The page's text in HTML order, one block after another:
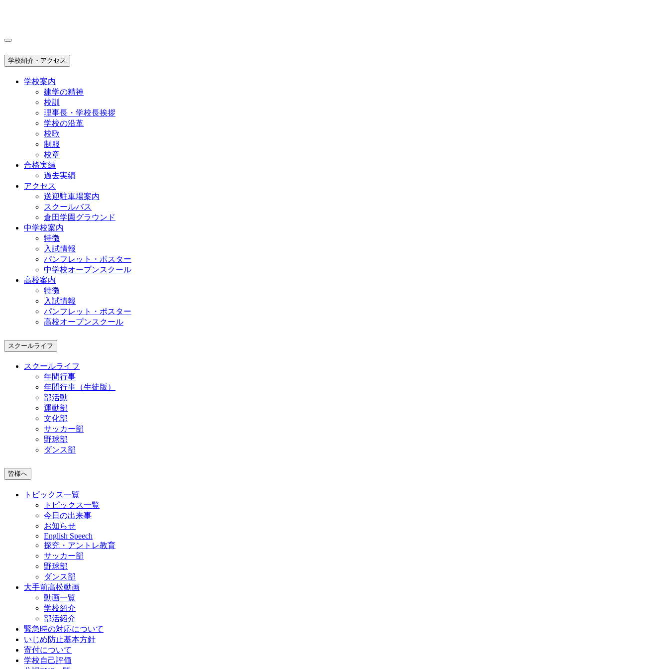
学校紹介・アクセス
学校案内
建学の精神
校訓
理事長・学校長挨拶
学校の沿革
校歌
制服
校章
合格実績
過去実績
アクセス
送迎駐車場案内
スクールバス
倉田学園グラウンド
中学校案内
特徴
入試情報
パンフレット・ポスター
中学校オープンスクール
高校案内
特徴
入試情報
パンフレット・ポスター
高校オープンスクール
スクールライフ
スクールライフ
年間行事
年間行事（生徒版）
部活動
運動部
文化部
サッカー部
野球部
ダンス部
皆様へ
トピックス一覧
トピックス一覧
今日の出来事
お知らせ
English Speech
探究・アントレ教育
サッカー部
野球部
ダンス部
大手前高松動画
動画一覧
学校紹介
部活紹介
緊急時の対応について
いじめ防止基本方針
寄付について
学校自己評価